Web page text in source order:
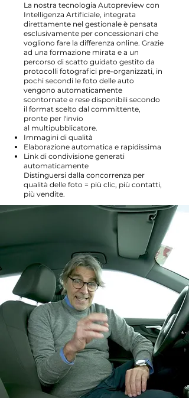
La nostra tecnologia Autopreview con
Intelligenza Artificiale, integrata
direttamente nel gestionale è pensata
esclusivamente per concessionari che
vogliono fare la differenza online. Grazie
ad una formazione mirata e a un
percorso di scatto guidato gestito da
protocolli fotografici pre-organizzati, in
pochi secondi le foto delle auto
vengono automaticamente
scontornate e rese disponibili secondo
il format scelto dal committente,
pronte per l'invio
al multipubblicatore.
Immagini di qualità
Elaborazione automatica e rapidissima
Link di condivisione generati
automaticamente
Distinguersi dalla concorrenza per
qualità delle foto = più clic, più contatti,
più vendite.